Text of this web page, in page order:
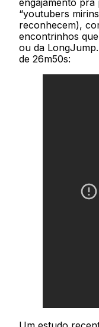
engajamento
“youtubers
reconhecem),
encontrinhos
ou da
de 26m50s: